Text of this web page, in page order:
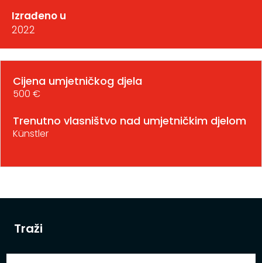
Traži
Izrađeno u
2022
Cijena umjetničkog djela
500 €
Trenutno vlasništvo nad umjetničkim djelom
Künstler